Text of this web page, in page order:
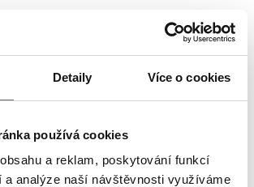
Detaily Více o cookies
používá cookies
a reklam, poskytování funkcí
a analýze naší návštěvnosti využíváme